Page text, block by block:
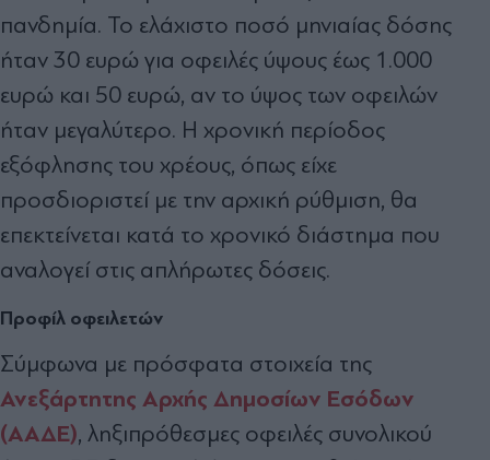
πανδημία. Το ελάχιστο ποσό μηνιαίας δόσης
ήταν 30 ευρώ για οφειλές ύψους έως 1.000
ευρώ και 50 ευρώ, αν το ύψος των οφειλών
ήταν μεγαλύτερο. Η χρονική περίοδος
εξόφλησης του χρέους, όπως είχε
προσδιοριστεί με την αρχική ρύθμιση, θα
επεκτείνεται κατά το χρονικό διάστημα που
αναλογεί στις απλήρωτες δόσεις.
Προφίλ οφειλετών
Σύμφωνα με πρόσφατα στοιχεία της
Ανεξάρτητης Αρχής Δημοσίων Εσόδων
(ΑΑΔΕ), ληξιπρόθεσμες οφειλές συνολικού